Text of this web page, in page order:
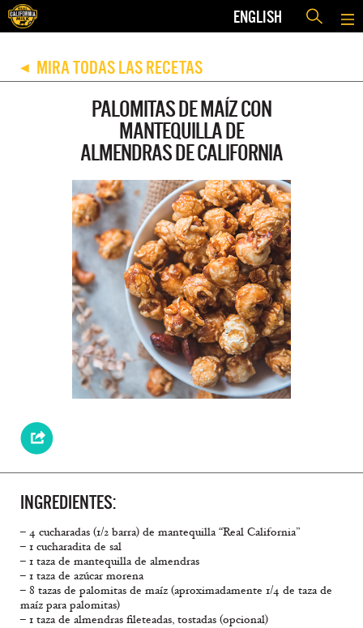
ENGLISH
◀ MIRA TODAS LAS RECETAS
PALOMITAS DE MAÍZ CON
MANTEQUILLA DE
ALMENDRAS DE CALIFORNIA
INGREDIENTES:
– 4 cucharadas (1/2 barra) de mantequilla “Real California”
– 1 cucharadita de sal
– 1 taza de mantequilla de almendras
– 1 taza de azúcar morena
– 8 tazas de palomitas de maíz (aproximadamente 1/4 de taza de
maíz para palomitas)
– 1 taza de almendras fileteadas, tostadas (opcional)